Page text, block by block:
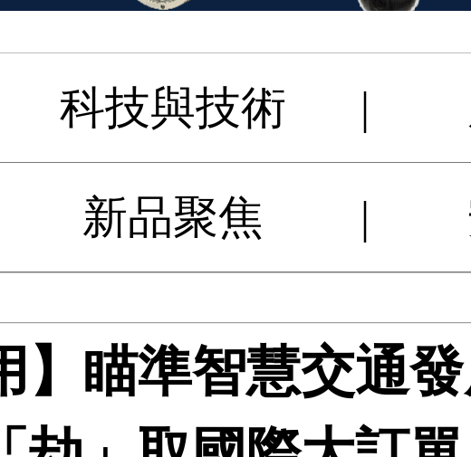
科技與技術 |
新品聚焦 |
】瞄準智慧交通發